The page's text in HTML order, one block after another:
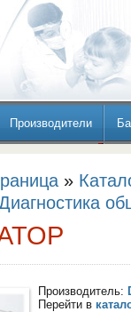
Производители
»
Производитель:
Перейти в